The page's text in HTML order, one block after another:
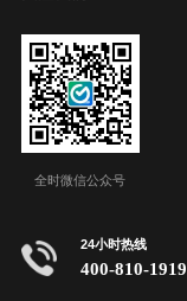
全时微信公众号
24小时热线
400-810-1919